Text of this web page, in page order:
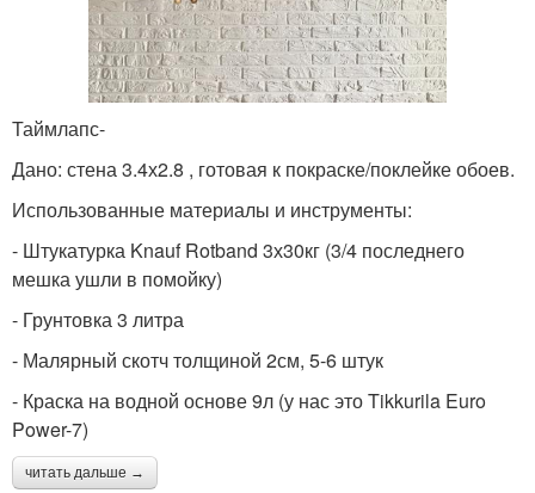
Таймлапс-
Дано: стена 3.4х2.8 , готовая к покраске/поклейке обоев.
Использованные материалы и инструменты:
- Штукатурка Knauf Rotband 3х30кг (3/4 последнего
мешка ушли в помойку)
- Грунтовка 3 литра
- Малярный скотч толщиной 2см, 5-6 штук
- Краска на водной основе 9л (у нас это Tikkurila Euro
Power-7)
читать дальше →